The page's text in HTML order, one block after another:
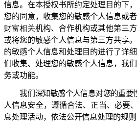
信息。在本授权书所约定处理目的下
您的同意， 收集您的敏感个人信息或
财富相关机构、合作机构或其他第三
或将您的敏感个人信息与第三方共享
的敏感个人信息和处理目的进行了详
们收集、处理您的敏感个人信息，我
务或功能。
我们 深知敏感个人信息对您的重要
人信息安全，遵循合法、正当、必要
息处理活动，依法公开信息处理的规